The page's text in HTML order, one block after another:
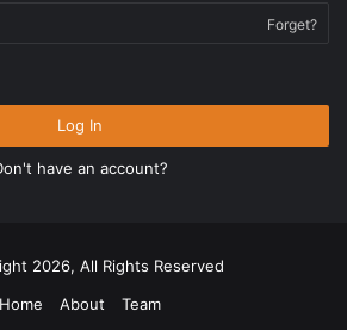
Forget?
Log In
have an account?
2026, All Rights Reserved
Home
About Team